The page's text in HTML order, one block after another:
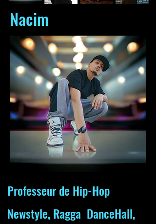
Nacim
Professeur de Hip-Hop
Newstyle, Ragga DanceHall,